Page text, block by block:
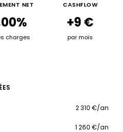
NET
charges
CASHFLOW
+9 €
par mois
2 310 €/an
1 260 €/an